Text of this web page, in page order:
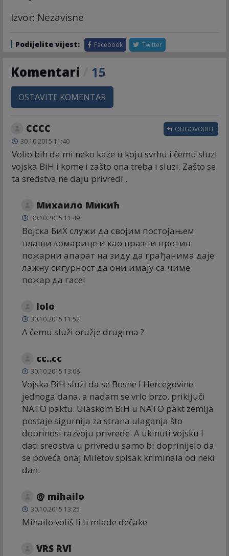
Izvor: Nezavisne
Podijelite vijest: Facebook Twitter
Komentari 15
OSTAVITE KOMENTAR
CCCC
30.10.2015 11:40
Volio bih da mi neko kaze u koju svrhu i čemu sluzi
vojska BiH i kome i zašto ona treba i sluzi. Zašto se
ta sredstva ne daju privredi .
ODGOVORITE
Михаило Микић
30.10.2015 11:49
Војска БиХ служи да својим постојањем
плаши комарице и као празни против
пожарни апарат на зиду да грађанима даје
лажну сигурност да они имају са чиме
пожар да гасе!
lolo
30.10.2015 11:52
A čemu služi oružje drugima ?
cc..cc
30.10.2015 13:08
Vojska BiH služi da se Bosne I Hercegovine
jednoga dana, a nadam se vrlo brzo, priključi
NATO paktu. Ulaskom BiH u NATO pakt zemlja
postaje sigurnija za strana ulaganja što
doprinosi razvoju privrede. A ukinuti vojsku I
dati sredstva u privredu samo bi doprinijelo da
se poveća onaj Miletov spisak kriminala od neki
dan.
@ mihailo
30.10.2015 13:25
Mihailo voliš li ti mlade dečake
VRS RVI